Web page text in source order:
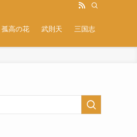
孤高の花 武則天 三国志